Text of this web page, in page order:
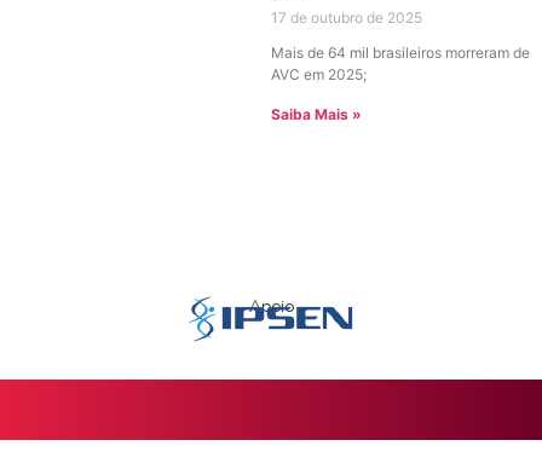
17 de outubro de 2025
Mais de 64 mil brasileiros morreram de
AVC em 2025;
Saiba Mais »
Apoio